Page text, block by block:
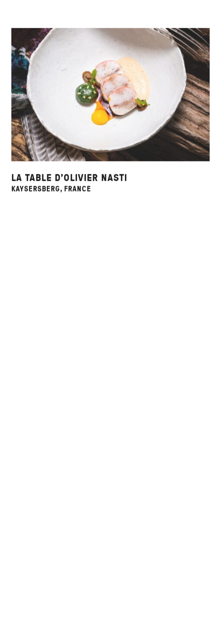
LA TABLE D’OLIVIER NASTI
KAYSERSBERG, FRANCE